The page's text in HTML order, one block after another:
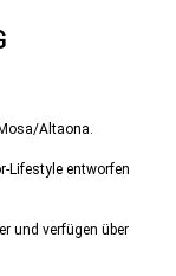
Altaona.
Lifestyle entworfen
und verfügen über